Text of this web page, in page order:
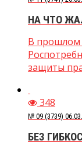
НА ЧТО
В прошлом
защиты
348
№ 09 (3739)
БЕЗ